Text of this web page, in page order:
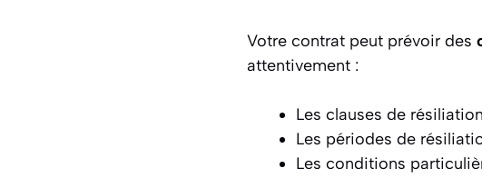
Votre contrat peut prévoir des
attentivement :
Les clauses de
Les périodes de
Les conditions